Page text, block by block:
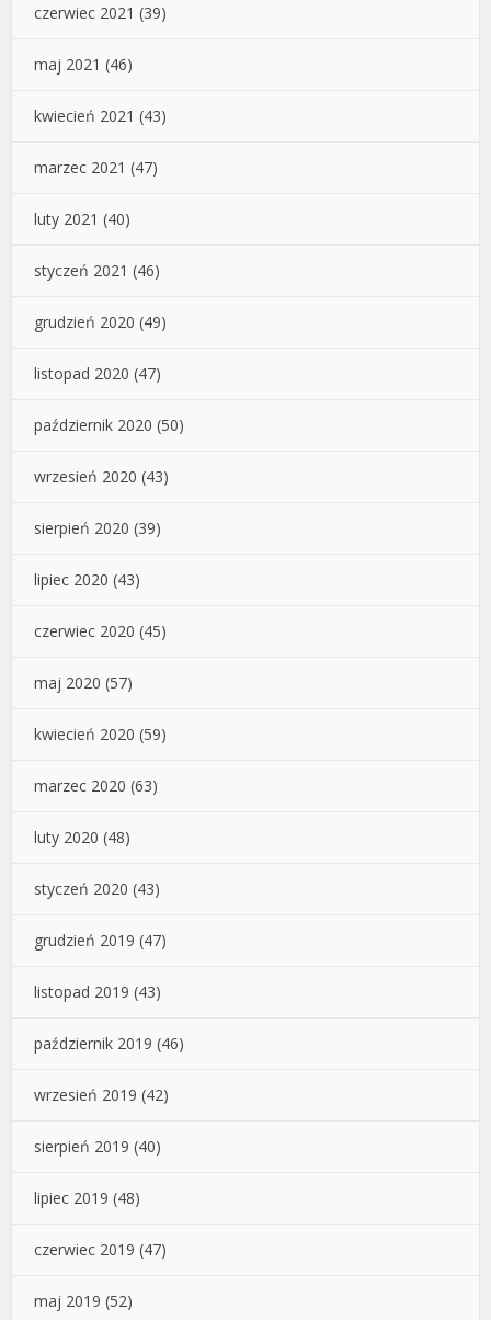
czerwiec 2021 (39)
maj 2021 (46)
kwiecień 2021 (43)
marzec 2021 (47)
luty 2021 (40)
styczeń 2021 (46)
grudzień 2020 (49)
listopad 2020 (47)
październik 2020 (50)
wrzesień 2020 (43)
sierpień 2020 (39)
lipiec 2020 (43)
czerwiec 2020 (45)
maj 2020 (57)
kwiecień 2020 (59)
marzec 2020 (63)
luty 2020 (48)
styczeń 2020 (43)
grudzień 2019 (47)
listopad 2019 (43)
październik 2019 (46)
wrzesień 2019 (42)
sierpień 2019 (40)
lipiec 2019 (48)
czerwiec 2019 (47)
maj 2019 (52)